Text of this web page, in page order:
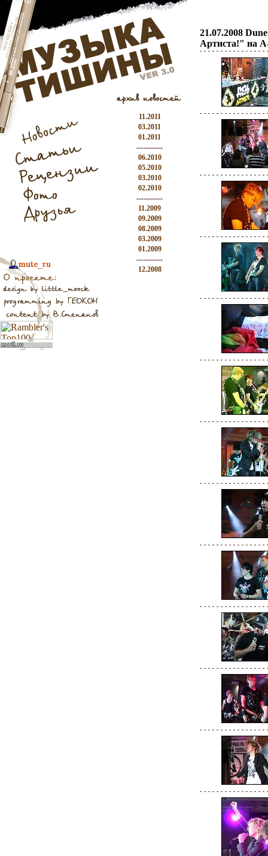
11.2011
03.2011
01.2011
-----------
06.2010
05.2010
03.2010
02.2010
-----------
11.2009
09.2009
08.2009
03.2009
01.2009
-----------
12.2008
21.07.2008
Артиста!" на